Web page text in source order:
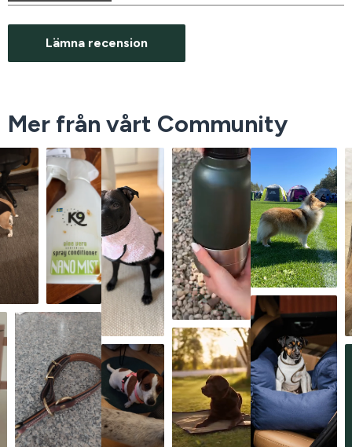
Lämna recension
Mer från vårt Community